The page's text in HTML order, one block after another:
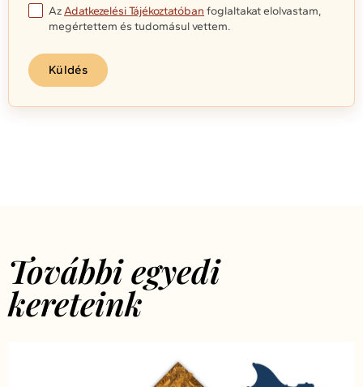
AzAdatkezelési Tájékoztatóban foglaltakat elolvastam,
megértettem és tudomásul vettem.
Küldés
További egyedi
kereteink